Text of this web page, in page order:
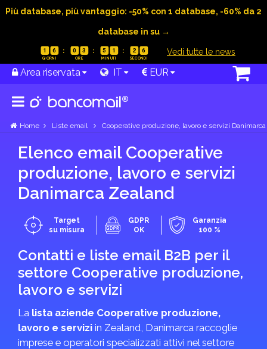
Più database, più vantaggio: -50% con 1 database, -60% da 2
database in su →
1 6 0 3 5 1 2 5 Vedi tutte le news
Area riservata IT EUR
Home Liste email Cooperative produzione, lavoro e servizi Danimarca
Elenco email Cooperative
produzione, lavoro e servizi
Danimarca Zealand
Target
su misura
GDPR
OK
Garanzia
100 %
Contatti e liste email B2B per il
settore Cooperative produzione,
lavoro e servizi
La lista aziende Cooperative produzione,
lavoro e servizi in Zealand, Danimarca raccoglie
imprese e operatori specializzati attivi nel settore